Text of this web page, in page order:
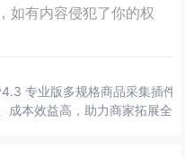
如有内容侵犯了你的权
专业版多规格商品采集插件
成本效益高，助力商家拓展全